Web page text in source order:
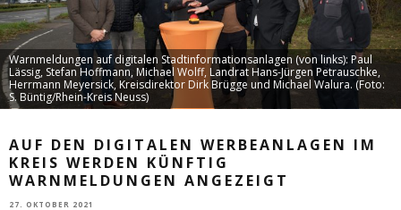
Warnmeldungen auf digitalen Stadtinformationsanlagen (von links): Paul
Lässig, Stefan Hoffmann, Michael Wolff, Landrat Hans-Jürgen Petrauschke,
Herrmann Meyersick, Kreisdirektor Dirk Brügge und Michael Walura. (Foto:
S. Büntig/Rhein-Kreis Neuss)
AUF DEN DIGITALEN WERBEANLAGEN IM
KREIS WERDEN KÜNFTIG
WARNMELDUNGEN ANGEZEIGT
27. OKTOBER 2021